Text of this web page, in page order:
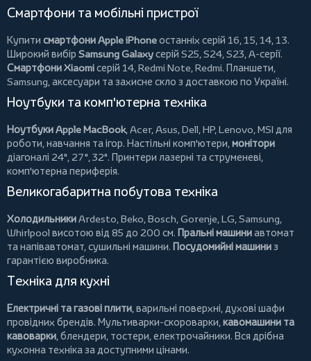
Смартфони та мобільні пристрої
Купити смартфони Apple iPhoneостанніх серій 16, 15, 14, 13.
Широкий вибір Samsung Galaxyсерій S25, S24, S23, A-серії.
Смартфони Xiaomiсерій 14, Redmi Note, Redmi. Планшети,
Samsung, аксесуари тазахисне скло з доставкою по Україні.
Ноутбуки та комп'ютерна техніка
Ноутбуки Apple MacBook,Acer,Asus,Dell,HP,Lenovo,MSI для
роботи, навчання та ігор. Настільні комп'ютери,монітори
діагоналі 24", 27", 32". Принтери лазерні та струменеві,
комп'ютерна периферія.
Великогабаритна побутова техніка
ХолодильникиArdesto,Beko,Bosch,Gorenje,LG,Samsung,
Whirlpool висотою від 85 до 200 см. Пральні машиниавтомат
та напівавтомат,сушильні машини. Посудомийні машиниз
гарантією виробника.
Техніка для кухні
Електричні та газові плити, варильні поверхні, духові шафи
провідних брендів. Мультиварки-скороварки,кавомашини та
кавоварки,блендери, тостери,електрочайники. Вся дрібна
кухонна техніка за доступними цінами.